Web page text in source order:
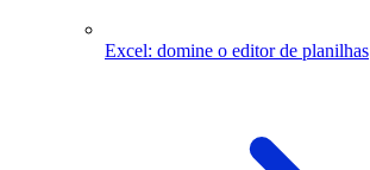
Excel: domine o editor de planilhas